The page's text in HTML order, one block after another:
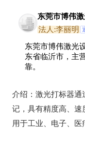
东莞市博伟
法人:李丽明
东莞市博伟激光
东省临沂市，主
靠。
介绍： 激光打标器通
记，具有精度高、速
用于工业、电子、医